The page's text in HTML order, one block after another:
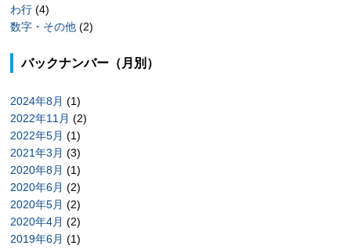
わ行 (4)
数字・その他 (2)
バックナンバー（月別）
2024年8月 (1)
2022年11月 (2)
2022年5月 (1)
2021年3月 (3)
2020年8月 (1)
2020年6月 (2)
2020年5月 (2)
2020年4月 (2)
2019年6月 (1)